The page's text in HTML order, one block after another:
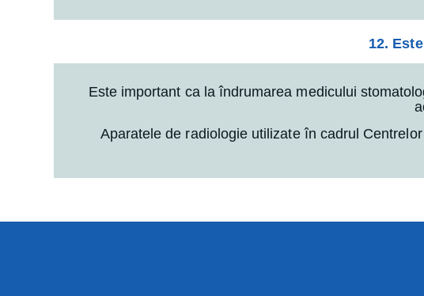
12.
Este important ca la îndrumarea medicului
Aparatele de radiologie utilizate în cadrul